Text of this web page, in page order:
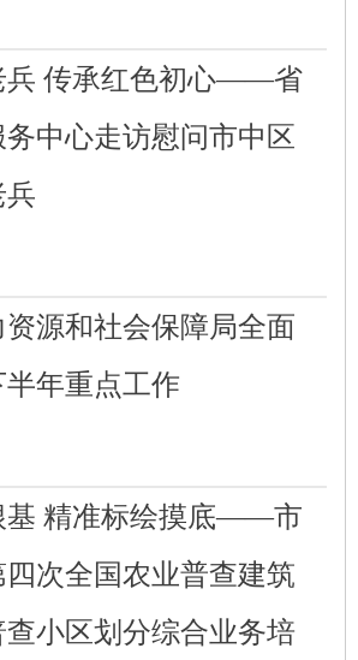
兵 传承红色初心——省
中心走访慰问市中区
兵
源和社会保障局全面
年重点工作
基 精准标绘摸底——市
次全国农业普查建筑
小区划分综合业务培